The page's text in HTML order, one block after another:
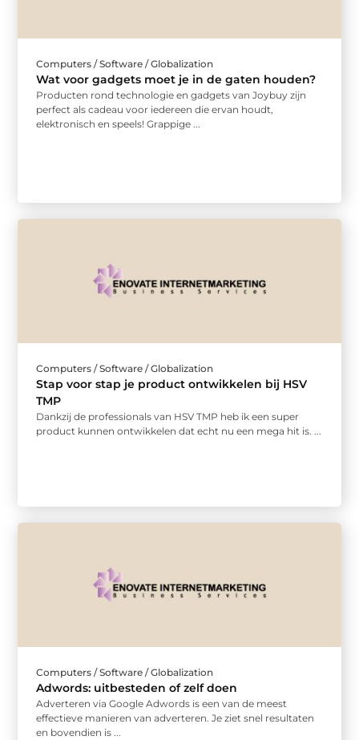
Computers / Software / Globalization
Wat voor gadgets moet je in de gaten houden?
Producten rond technologie en gadgets van Joybuy zijn
perfect als cadeau voor iedereen die ervan houdt,
elektronisch en speels! Grappige ...
Computers / Software / Globalization
Stap voor stap je product ontwikkelen bij HSV
TMP
Dankzij de professionals van HSV TMP heb ik een super
product kunnen ontwikkelen dat echt nu een mega hit is. ...
Computers / Software / Globalization
Adwords: uitbesteden of zelf doen
Adverteren via Google Adwords is een van de meest
effectieve manieren van adverteren. Je ziet snel resultaten
en bovendien is ...